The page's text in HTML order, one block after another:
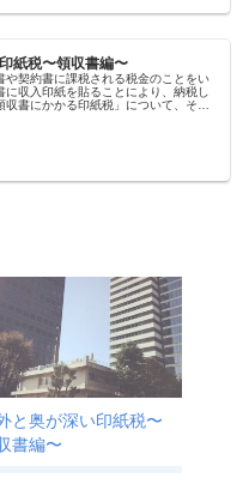
紙税〜領収書編〜
や契約書に課税される税金のことをい
収入印紙を貼ることにより、納税し
収書にかかる印紙税」について、その
と奥が深い印紙税〜
書編〜